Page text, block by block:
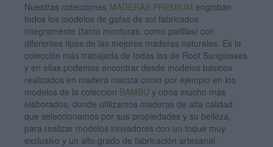
Nuestras colecciones MADERAS PREMIUM engloban
todos los modelos de gafas de sol fabricados
integramente (tanto monturas, como patillas) con
diferentes tipos de las mejores maderas naturales. Es la
colección más trabajada de todas las de Root Sunglasses
y en ellas podemos encontrar desde modelos básicos
realizados en madera maciza como por ejemplo en los
modelos de la colección BAMBÚ y otros mucho más
elaborados, donde utilizamos maderas de alta calidad
que seleccionamos por sus propiedades y su belleza,
para realizar modelos inovadores con un toque muy
exclusivo y un alto grado de fabricación artesanal.